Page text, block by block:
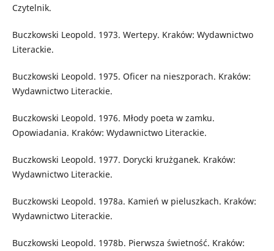
Czytelnik.
Buczkowski Leopold. 1973. Wertepy. Kraków: Wydawnictwo
Literackie.
Buczkowski Leopold. 1975. Oficer na nieszporach. Kraków:
Wydawnictwo Literackie.
Buczkowski Leopold. 1976. Młody poeta w zamku.
Opowiadania. Kraków: Wydawnictwo Literackie.
Buczkowski Leopold. 1977. Dorycki krużganek. Kraków:
Wydawnictwo Literackie.
Buczkowski Leopold. 1978a. Kamień w pieluszkach. Kraków:
Wydawnictwo Literackie.
Buczkowski Leopold. 1978b. Pierwsza świetność. Kraków: